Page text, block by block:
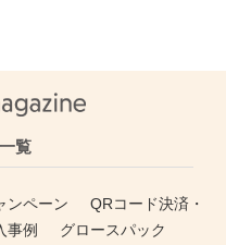
覧
ンペーン
QRコード決済・
事例
グロースパック